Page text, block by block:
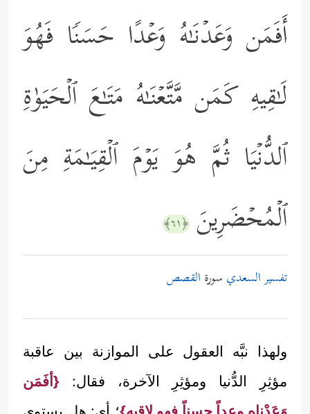
أَفَمَن وَعَدۡنَـٰهُ وَعۡدًا حَسَنࣰا فَهُوَ
لَـٰقِیهِ كَمَن مَّتَّعۡنَـٰهُ مَتَـٰعَ ٱلۡحَیَوٰةِ
ٱلدُّنۡیَا ثُمَّ هُوَ یَوۡمَ ٱلۡقِیَـٰمَةِ مِنَ
ٱلۡمُحۡضَرِینَ ﴿٦١﴾
تفسير السعدي سورة القصص
ولهذا نبَّه العقول على الموازنة بين عاقبة
مؤثِرِ الدُّنيا ومؤثِرِ الآخرة، فقال: {أفَمَن